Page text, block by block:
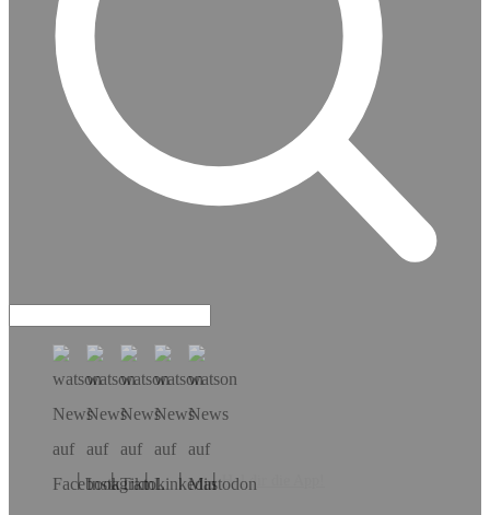
Hol dir die App!